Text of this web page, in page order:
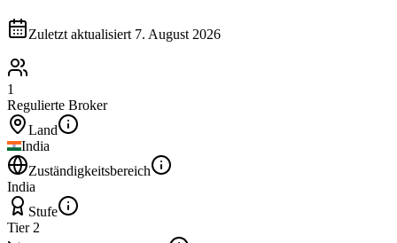
Zuletzt aktualisiert 7. August 2026
1
Regulierte Broker
Land
India
Zuständigkeitsbereich
India
Stufe
Tier 2